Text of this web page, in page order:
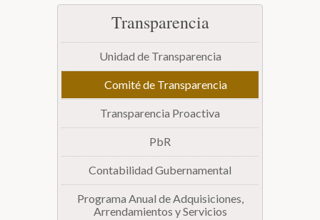
Junta de Coordinación Política
Comisiones
Biblioteca
Secretarías
Transparencia
Transparencia
Unidad de Transparencia
Comité de Transparencia
Transparencia Proactiva
PbR
Contabilidad Gubernamental
Programa Anual de Adquisiciones,
Arrendamientos y Servicios